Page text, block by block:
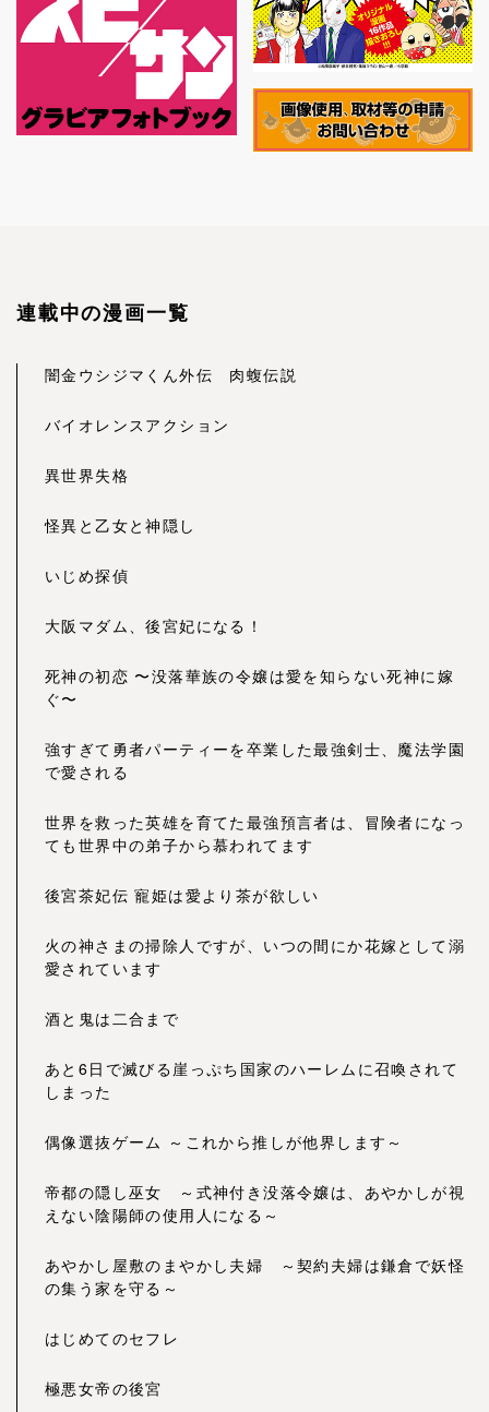
連載中の漫画一覧
闇金ウシジマくん外伝 肉蝮伝説
バイオレンスアクション
異世界失格
怪異と乙女と神隠し
いじめ探偵
大阪マダム、後宮妃になる！
死神の初恋 〜没落華族の令嬢は愛を知らない死神に嫁
ぐ〜
強すぎて勇者パーティーを卒業した最強剣士、魔法学園
で愛される
世界を救った英雄を育てた最強預言者は、冒険者になっ
ても世界中の弟子から慕われてます
後宮茶妃伝 寵姫は愛より茶が欲しい
火の神さまの掃除人ですが、いつの間にか花嫁として溺
愛されています
酒と鬼は二合まで
あと6日で滅びる崖っぷち国家のハーレムに召喚されて
しまった
偶像選抜ゲーム ～これから推しが他界します～
帝都の隠し巫女 ～式神付き没落令嬢は、あやかしが視
えない陰陽師の使用人になる～
あやかし屋敷のまやかし夫婦 ～契約夫婦は鎌倉で妖怪
の集う家を守る～
はじめてのセフレ
極悪女帝の後宮